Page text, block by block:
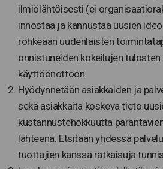
ilmiölähtöisesti (ei
innostaa ja kannustaa uusien
rohkeaan uudenlaisten
onnistuneiden kokeilujen tulosten
käyttöönottoon.
Hyödynnetään asiakkaiden ja
sekä asiakkaita koskeva tieto
kustannustehokkuutta
lähteenä. Etsitään yhdessä
tuottajien kanssa ratkaisuja